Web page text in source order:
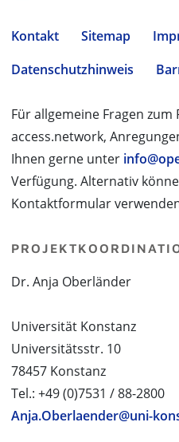
Kontakt Sitemap
Datenschutzhinweis
Für allgemeine Fragen
access.network,
Ihnen gerne unter
Verfügung. Alternativ
Kontaktformular
Dr. Anja Oberländer
Universität Konstanz
Universitätsstr. 10
78457 Konstanz
Tel.: +49 (0)7531 / 88-2800
Anja.Oberlaender@uni-